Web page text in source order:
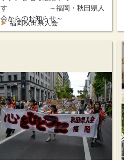
福岡秋田県人会
す ～福岡・秋田県人
会からのお知らせ～